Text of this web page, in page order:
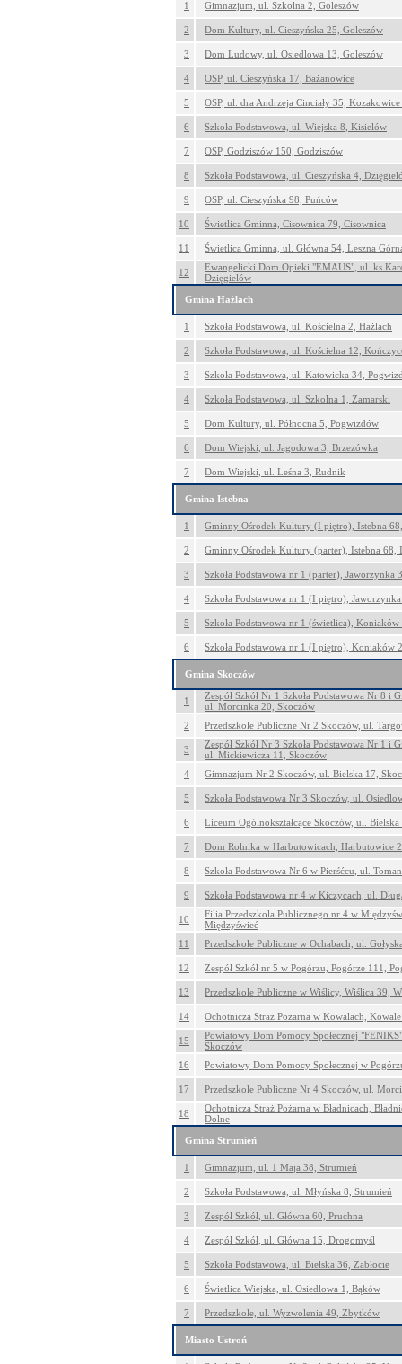
1 Gimnazjum, ul. Szkolna 2, Goleszów
2 Dom Kultury, ul. Cieszyńska 25, Goleszów
3 Dom Ludowy, ul. Osiedlowa 13, Goleszów
4 OSP, ul. Cieszyńska 17, Bażanowice
5 OSP, ul. dra Andrzeja Cinciały 35,
6 Szkoła Podstawowa, ul. Wiejska 8, Kisielów
7 OSP, Godziszów 150, Godziszów
8 Szkoła Podstawowa, ul. Cieszyńska 4,
9 OSP, ul. Cieszyńska 98, Puńców
10 Świetlica Gminna, Cisownica 79, Cisownica
11 Świetlica Gminna, ul. Główna 54, Leszna
12
Ewangelicki Dom Opieki "EMAUS", ul.
Dzięgielów
Gmina Hażlach
1 Szkoła Podstawowa, ul. Kościelna 2, Hażlach
2 Szkoła Podstawowa, ul. Kościelna 12,
3 Szkoła Podstawowa, ul. Katowicka 34,
4 Szkoła Podstawowa, ul. Szkolna 1, Zamarski
5 Dom Kultury, ul. Północna 5, Pogwizdów
6 Dom Wiejski, ul. Jagodowa 3, Brzezówka
7 Dom Wiejski, ul. Leśna 3, Rudnik
Gmina Istebna
1 Gminny Ośrodek Kultury (I piętro), Istebna
2 Gminny Ośrodek Kultury (parter), Istebna 68,
3 Szkoła Podstawowa nr 1 (parter), Jaworzynka
4 Szkoła Podstawowa nr 1 (I piętro),
5 Szkoła Podstawowa nr 1 (świetlica),
6 Szkoła Podstawowa nr 1 (I piętro), Koniaków
Gmina Skoczów
1
Zespół Szkół Nr 1 Szkoła Podstawowa Nr 8 i
ul. Morcinka 20, Skoczów
2
Przedszkole Publiczne Nr 2 Skoczów, ul.
3
Zespół Szkół Nr 3 Szkoła Podstawowa Nr 1 i
ul. Mickiewicza 11, Skoczów
4
Gimnazjum Nr 2 Skoczów, ul. Bielska 17,
5 Szkoła Podstawowa Nr 3 Skoczów, ul.
6 Liceum Ogólnokształcące Skoczów, ul.
7 Dom Rolnika w Harbutowicach, Harbutowice
8 Szkoła Podstawowa Nr 6 w Pierśćcu, ul.
9 Szkoła Podstawowa nr 4 w Kiczycach, ul.
10
Filia Przedszkola Publicznego nr 4 w
Międzyświeć
11
Przedszkole Publiczne w Ochabach, ul.
12 Zespół Szkół nr 5 w Pogórzu, Pogórze 111,
13 Przedszkole Publiczne w Wiślicy, Wiślica 39,
14 Ochotnicza Straż Pożarna w Kowalach,
15
Powiatowy Dom Pomocy Społecznej
Skoczów
16
Powiatowy Dom Pomocy Społecznej w
17 Przedszkole Publiczne Nr 4 Skoczów, ul.
18
Ochotnicza Straż Pożarna w Bładnicach,
Dolne
Gmina Strumień
1 Gimnazjum, ul. 1 Maja 38, Strumień
2 Szkoła Podstawowa, ul. Młyńska 8, Strumień
3 Zespół Szkół, ul. Główna 60, Pruchna
4 Zespół Szkół, ul. Główna 15, Drogomyśl
5 Szkoła Podstawowa, ul. Bielska 36, Zabłocie
6 Świetlica Wiejska, ul. Osiedlowa 1, Bąków
7 Przedszkole, ul. Wyzwolenia 49, Zbytków
Miasto Ustroń